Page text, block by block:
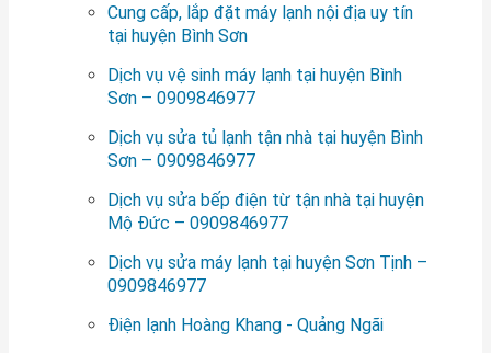
Cung cấp, lắp đặt máy lạnh nội địa uy tín
tại huyện Bình Sơn
Dịch vụ vệ sinh máy lạnh tại huyện Bình
Sơn – 0909846977
Dịch vụ sửa tủ lạnh tận nhà tại huyện Bình
Sơn – 0909846977
Dịch vụ sửa bếp điện từ tận nhà tại huyện
Mộ Đức – 0909846977
Dịch vụ sửa máy lạnh tại huyện Sơn Tịnh –
0909846977
Điện lạnh Hoàng Khang - Quảng Ngãi